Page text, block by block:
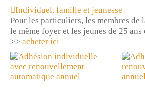
Individuel, famille et jeunesse
Pour les particuliers, les membres
le même foyer et les jeunes de 25 ans
>> acheter ici